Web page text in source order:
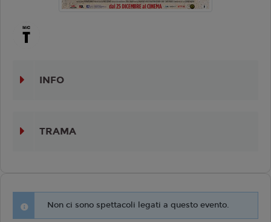
INFO
TRAMA
Non ci sono spettacoli legati a questo evento.